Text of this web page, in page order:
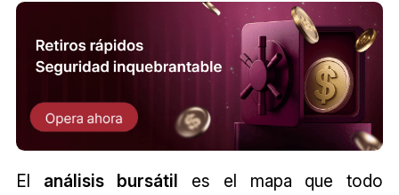
El análisis bursátil es el mapa que todo